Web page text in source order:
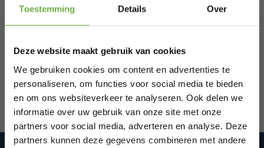
Toestemming Details Over
Deze website maakt gebruik van cookies
We gebruiken cookies om content en advertenties te
personaliseren, om functies voor social media te bieden
en om ons websiteverkeer te analyseren. Ook delen we
informatie over uw gebruik van onze site met onze
partners voor social media, adverteren en analyse. Deze
partners kunnen deze gegevens combineren met andere
Abonneer je op onze
Blijf op de hoogte van onze laatste acties!
Schrijf je in en ontvang
Bij 2dekansje.com profiteer je van
kortingen tot wel 70%.